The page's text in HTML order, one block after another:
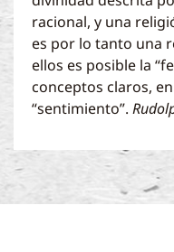
racional, y una
es por lo tanto una
ellos es posible la
conceptos claros,
“sentimiento”.